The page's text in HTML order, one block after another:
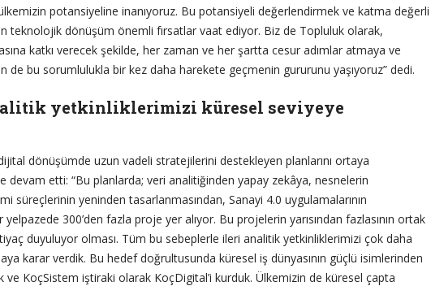
potansiyeline inanıyoruz. Bu potansiyeli değerlendirmek ve katma değerli
teknolojik dönüşüm önemli fırsatlar vaat ediyor. Biz de Topluluk olarak,
katkı verecek şekilde, her zaman ve her şartta cesur adımlar atmaya ve
de bu sorumlulukla bir kez daha harekete geçmenin gururunu yaşıyoruz” dedi.
yetkinliklerimizi küresel seviyeye
dönüşümde uzun vadeli stratejilerini destekleyen planlarını ortaya
devam etti: “Bu planlarda; veri analitiğinden yapay zekâya, nesnelerin
süreçlerinin yeninden tasarlanmasından, Sanayi 4.0 uygulamalarının
yelpazede 300’den fazla proje yer alıyor. Bu projelerin yarısından fazlasının ortak
duyuluyor olması. Tüm bu sebeplerle ileri analitik yetkinliklerimizi çok daha
karar verdik. Bu hedef doğrultusunda küresel iş dünyasının güçlü isimlerinden
KoçSistem iştiraki olarak KoçDigital’i kurduk. Ülkemizin de küresel çapta